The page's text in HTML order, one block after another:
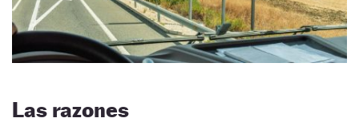
Las razones